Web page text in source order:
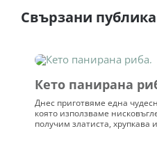
Свързани
Кето панирана
Днес приготвяме една
която използваме
получим златиста, хрупкава и